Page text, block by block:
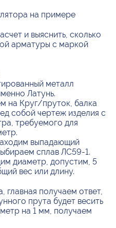
на примере
и выяснить, сколько
арматуры с маркой
металл
Латунь.
на Круг/пруток, балка
собой чертеж изделия с
требуемого для
выпадающий
сплав ЛС59-1.
диаметр, допустим, 5
вес или длину.
получаем ответ,
прута будет весить
на 1 мм, получаем